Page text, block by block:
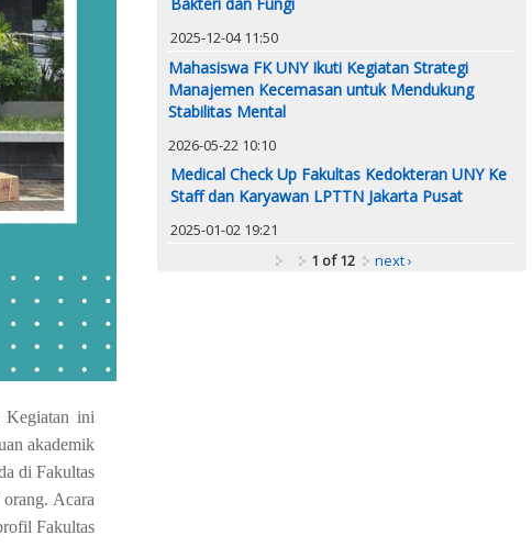
ini
akademik
di Fakultas
Acara
Fakultas
Bakteri dan Fungi
2025-12-04 11:50
Mahasiswa FK UNY Ikuti Kegiatan Strategi
Manajemen Kecemasan untuk Mendukung
Stabilitas Mental
2026-05-22 10:10
Medical Check Up Fakultas Kedokteran UNY Ke
Staff dan Karyawan LPTTN Jakarta Pusat
2025-01-02 19:21
1 of 12
next ›